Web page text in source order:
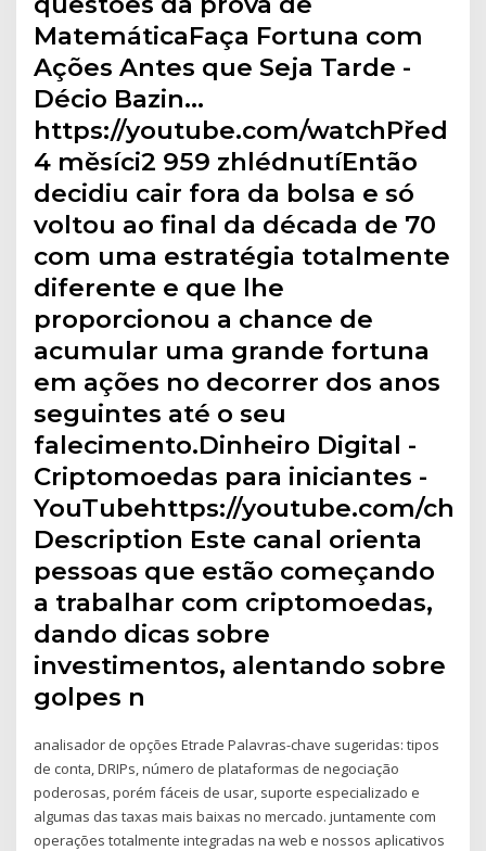
MatemáticaFaça Fortuna com
Ações Antes que Seja Tarde -
Décio Bazin…
https://youtube.com/watchPřed
4 měsíci2 959 zhlédnutíEntão
decidiu cair fora da bolsa e só
voltou ao final da década de 70
com uma estratégia totalmente
diferente e que lhe
proporcionou a chance de
acumular uma grande fortuna
em ações no decorrer dos anos
seguintes até o seu
falecimento.Dinheiro Digital -
Criptomoedas para iniciantes -
YouTubehttps://youtube.com/
Description Este canal orienta
pessoas que estão começando
a trabalhar com criptomoedas,
dando dicas sobre
investimentos, alentando sobre
golpes n
analisador de opções Etrade Palavras-chave sugeridas: tipos
de conta, DRIPs, número de plataformas de negociação
poderosas, porém fáceis de usar, suporte especializado e
algumas das taxas mais baixas no mercado. juntamente com
operações totalmente integradas na web e nossos aplicativos